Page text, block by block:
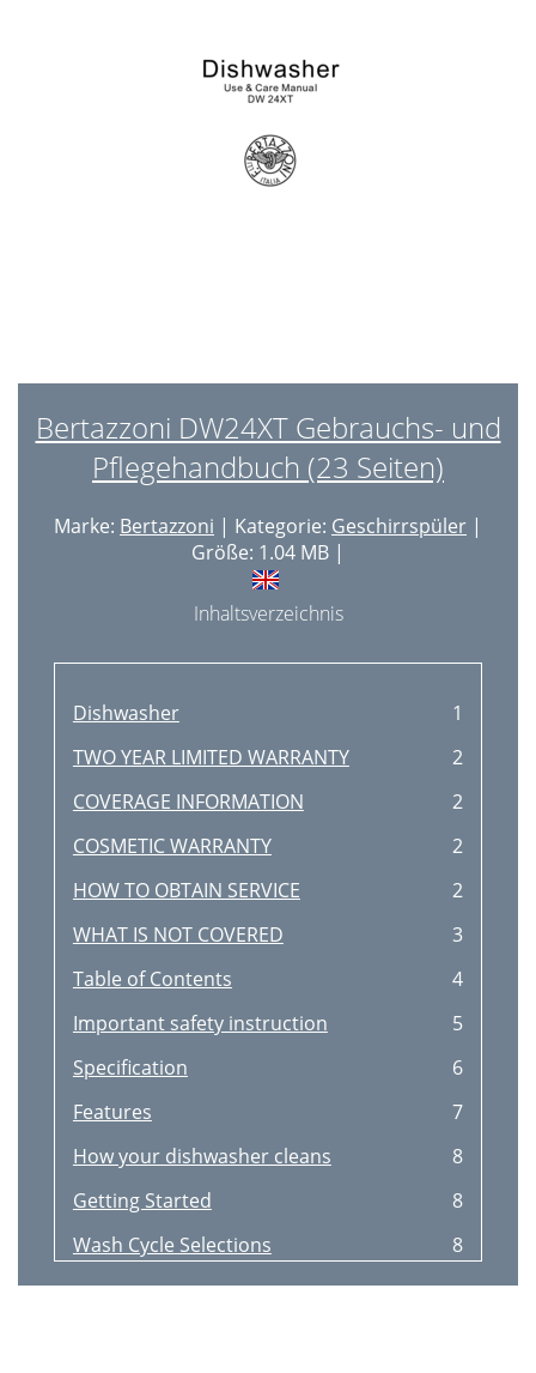
Bertazzoni DW24XT Gebrauchs- und
Pflegehandbuch (23 Seiten)
Marke: Bertazzoni | Kategorie: Geschirrspüler |
Größe: 1.04 MB |
Inhaltsverzeichnis
Dishwasher
1
TWO YEAR LIMITED WARRANTY
2
COVERAGE INFORMATION
2
COSMETIC WARRANTY
2
HOW TO OBTAIN SERVICE
2
WHAT IS NOT COVERED
3
Table of Contents
4
Important safety instruction
5
Specification
6
Features
7
How your dishwasher cleans
8
Getting Started
8
Wash Cycle Selections
8
1 2 4 6 8 13
9